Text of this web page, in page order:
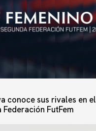
conoce sus rivales en el
FutFem
VALENCIA CF 6/8/2026